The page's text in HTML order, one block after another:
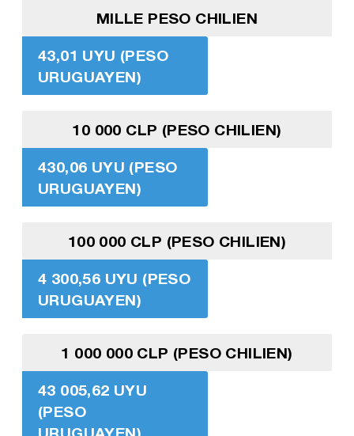
MILLE PESO CHILIEN
43,01 UYU (PESO
URUGUAYEN)
10 000 CLP (PESO CHILIEN)
430,06 UYU (PESO
URUGUAYEN)
100 000 CLP (PESO CHILIEN)
4 300,56 UYU (PESO
URUGUAYEN)
1 000 000 CLP (PESO CHILIEN)
43 005,62 UYU
(PESO
URUGUAYEN)